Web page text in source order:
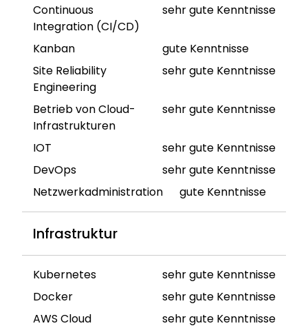
Continuous
Integration (CI/CD)
sehr gute Kenntnisse
Kanban
gute Kenntnisse
Site Reliability
Engineering
sehr gute Kenntnisse
Betrieb von Cloud-
Infrastrukturen
sehr gute Kenntnisse
IOT
sehr gute Kenntnisse
DevOps
sehr gute Kenntnisse
Netzwerkadministration
gute Kenntnisse
Infrastruktur
Kubernetes
sehr gute Kenntnisse
Docker
sehr gute Kenntnisse
AWS Cloud
sehr gute Kenntnisse